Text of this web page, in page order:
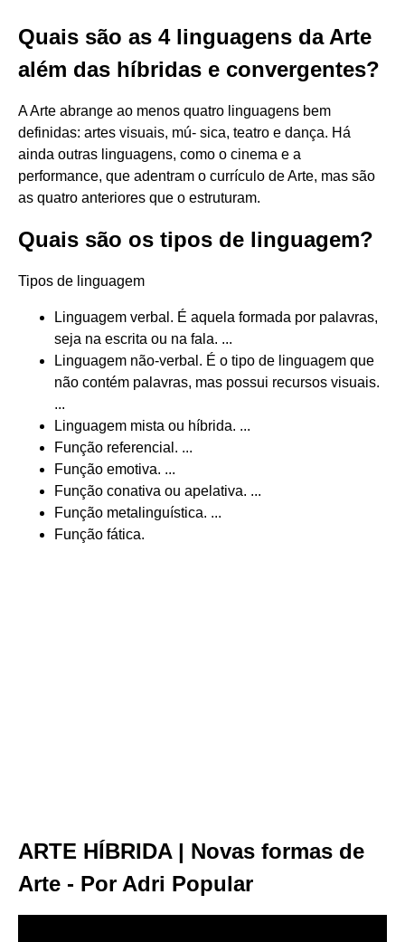
Quais são as 4 linguagens da Arte
além das híbridas e convergentes?
A Arte abrange ao menos quatro linguagens bem
definidas: artes visuais, mú- sica, teatro e dança. Há
ainda outras linguagens, como o cinema e a
performance, que adentram o currículo de Arte, mas são
as quatro anteriores que o estruturam.
Quais são os tipos de linguagem?
Tipos de linguagem
Linguagem verbal. É aquela formada por palavras,
seja na escrita ou na fala. ...
Linguagem não-verbal. É o tipo de linguagem que
não contém palavras, mas possui recursos visuais.
...
Linguagem mista ou híbrida. ...
Função referencial. ...
Função emotiva. ...
Função conativa ou apelativa. ...
Função metalinguística. ...
Função fática.
ARTE HÍBRIDA | Novas formas de
Arte - Por Adri Popular